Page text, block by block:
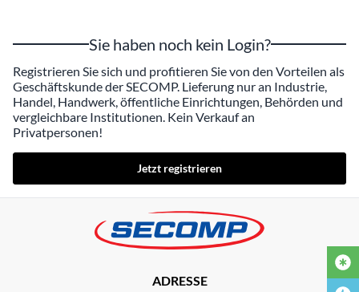
Sie haben noch kein Login?
Registrieren Sie sich und profitieren Sie von den Vorteilen als
Geschäftskunde der SECOMP. Lieferung nur an Industrie,
Handel, Handwerk, öffentliche Einrichtungen, Behörden und
vergleichbare Institutionen. Kein Verkauf an
Privatpersonen!
Jetzt registrieren
ADRESSE